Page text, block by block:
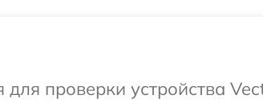
проверки устройства